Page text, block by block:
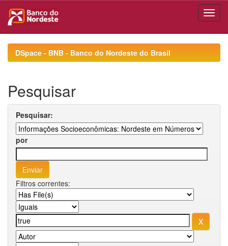
navigationDSpace - BNB - Banco do Nordeste do Brasil
Pesquisar
Pesquisar:
por
Filtros correntes: